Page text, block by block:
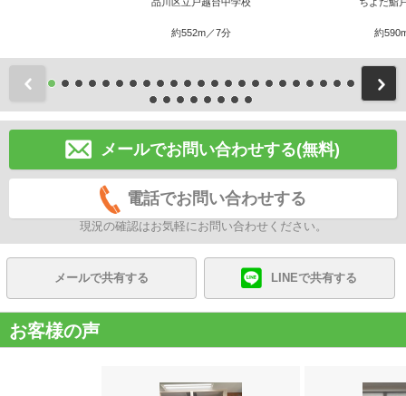
約552m／7分 約
前
メールでお問い合わせする(無料)
電話でお問い合わせする
現況の確認はお気軽にお問い合わせください。
メールで共有する LINEで共有する
お客様の声